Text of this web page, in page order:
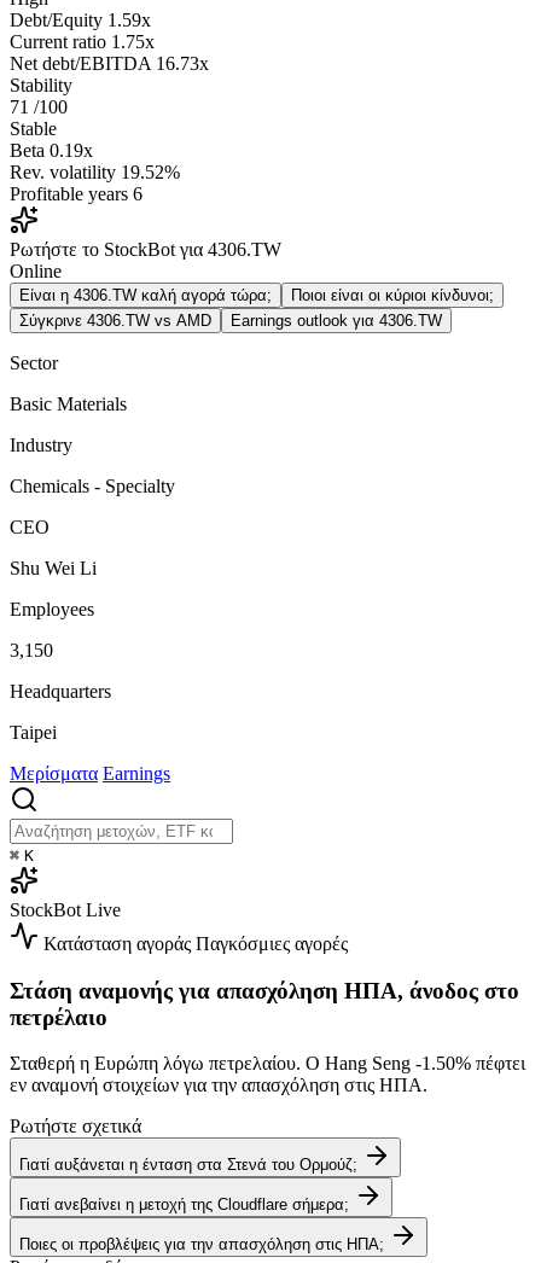
Debt/Equity 1.59x
Current ratio 1.75x
Net debt/EBITDA 16.73x
Stability
71 /100
Stable
Beta 0.19x
Rev. volatility 19.52%
Profitable years 6
Ρωτήστε το StockBot για 4306.TW
Online
Είναι η 4306.TW καλή αγορά τώρα;
Ποιοι είναι οι κύριοι κίνδυνοι;
Σύγκρινε 4306.TW vs AMD
Earnings outlook για 4306.TW
Sector
Basic Materials
Industry
Chemicals - Specialty
CEO
Shu Wei Li
Employees
3,150
Headquarters
Taipei
Μερίσματα Earnings
⌘ K
StockBot Live
Κατάσταση αγοράς Παγκόσμιες αγορές
Στάση αναμονής για απασχόληση ΗΠΑ, άνοδος στο
πετρέλαιο
Σταθερή η Ευρώπη λόγω πετρελαίου. Ο Hang Seng -1.50% πέφτει
εν αναμονή στοιχείων για την απασχόληση στις ΗΠΑ.
Ρωτήστε σχετικά
Γιατί αυξάνεται η ένταση στα Στενά του Ορμούζ;
Γιατί ανεβαίνει η μετοχή της Cloudflare σήμερα;
Ποιες οι προβλέψεις για την απασχόληση στις ΗΠΑ;